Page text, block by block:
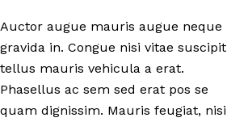
Auctor augue mauris augue neque
gravida in. Congue nisi vitae suscipit
tellus mauris vehicula a erat.
Phasellus ac sem sed erat pos se
quam dignissim. Mauris feugiat, nisi